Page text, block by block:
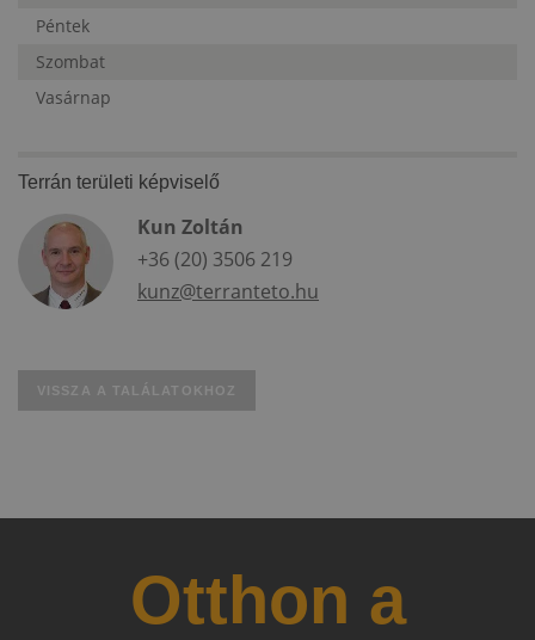
Péntek
Szombat
Vasárnap
Terrán területi képviselő
Kun Zoltán
+36 (20) 3506 219
kunz@terranteto.hu
VISSZA A TALÁLATOKHOZ
Otthon a